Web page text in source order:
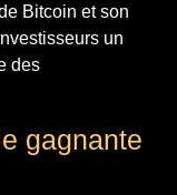
Bitcoin et son
un
des
gagnante